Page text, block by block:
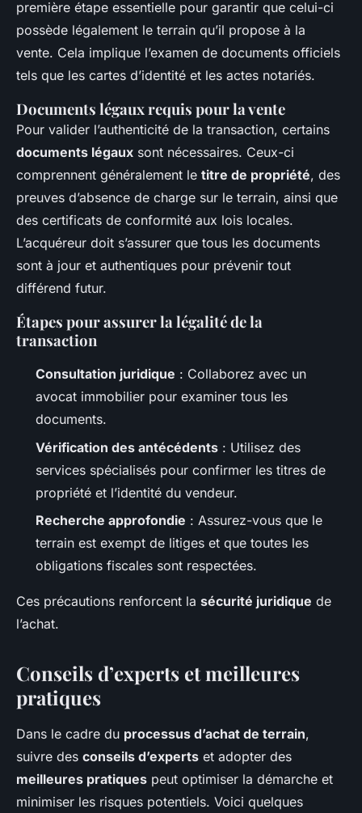
première étape essentielle pour garantir que celui-ci
possède légalement le terrain qu’il propose à la
vente. Cela implique l’examen de documents officiels
tels que les cartes d’identité et les actes notariés.
Documents légaux requis pour la vente
Pour valider l’authenticité de la transaction, certains
documents légaux sont nécessaires. Ceux-ci
comprennent généralement le titre de propriété, des
preuves d’absence de charge sur le terrain, ainsi que
des certificats de conformité aux lois locales.
L’acquéreur doit s’assurer que tous les documents
sont à jour et authentiques pour prévenir tout
différend futur.
Étapes pour assurer la légalité de la
transaction
Consultation juridique : Collaborez avec un
avocat immobilier pour examiner tous les
documents.
Vérification des antécédents : Utilisez des
services spécialisés pour confirmer les titres de
propriété et l’identité du vendeur.
Recherche approfondie : Assurez-vous que le
terrain est exempt de litiges et que toutes les
obligations fiscales sont respectées.
Ces précautions renforcent la sécurité juridique de
l’achat.
Conseils d’experts et meilleures
pratiques
Dans le cadre du processus d’achat de terrain,
suivre des conseils d’experts et adopter des
meilleures pratiques peut optimiser la démarche et
minimiser les risques potentiels. Voici quelques